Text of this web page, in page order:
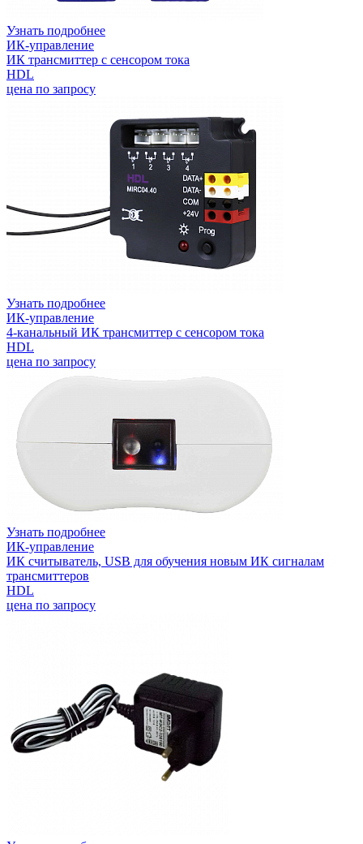
Узнать подробнее
ИК-управление
ИК трансмиттер с сенсором тока
HDL
цена по запросу
Узнать подробнее
ИК-управление
4-канальный ИК трансмиттер с сенсором тока
HDL
цена по запросу
Узнать подробнее
ИК-управление
ИК считыватель, USB для обучения новым ИК сигналам
трансмиттеров
HDL
цена по запросу